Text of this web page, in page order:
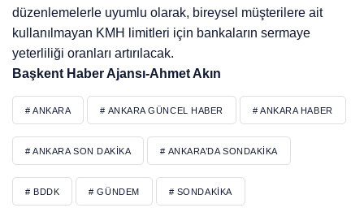
düzenlemelerle uyumlu olarak, bireysel müşterilere ait
kullanılmayan KMH limitleri için bankaların sermaye
yeterliliği oranları artırılacak.
Başkent Haber Ajansı-Ahmet Akın
# ANKARA # ANKARA GÜNCEL HABER # ANKARA HABER
# ANKARA SON DAKIKA # ANKARA’DA SONDAKIKA
# BDDK # GÜNDEM # SONDAKIKA